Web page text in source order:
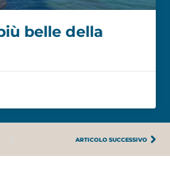
belle della
ARTICOLO SUCCESSIVO